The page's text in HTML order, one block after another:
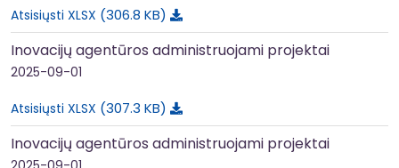
Atsisiųsti XLSX 306.8 KB
Inovacijų agentūros administruojami projektai
2025-09-01
Atsisiųsti XLSX 307.3 KB
Inovacijų agentūros administruojami projektai